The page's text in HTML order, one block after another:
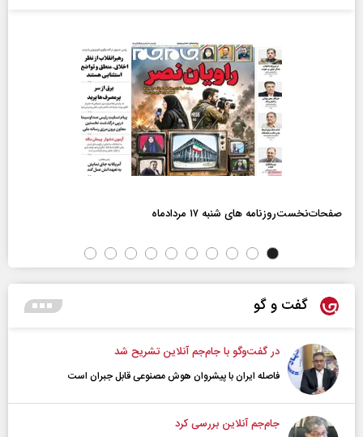
صفحات‌نخست‌روزنامه ها‌ی شنبه ۱۷ مردادماه
گفت و گو
در گفت‌و‌گو با جام‌جم آنلاین تشریح شد
فاصله ایران با پیشرو‌ان هوش مصنوعی قابل جبران است
جام‌جم آنلاین بررسی کرد